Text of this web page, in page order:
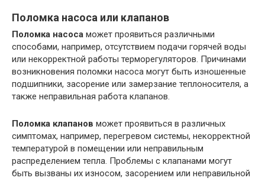
Поломка насоса или клапанов
Поломка насоса может проявиться различными
способами, например, отсутствием подачи горячей воды
или некорректной работы терморегуляторов. Причинами
возникновения поломки насоса могут быть изношенные
подшипники, засорение или замерзание теплоносителя, а
также неправильная работа клапанов.
Поломка клапанов может проявиться в различных
симптомах, например, перегревом системы, некорректной
температурой в помещении или неправильным
распределением тепла. Проблемы с клапанами могут
быть вызваны их износом, засорением или неправильной